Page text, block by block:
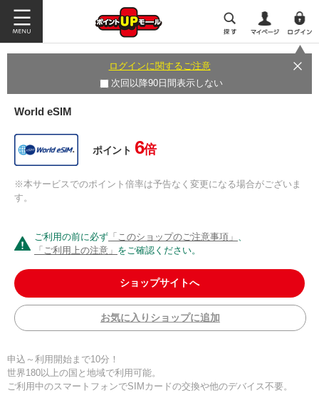
ログインに関するご注意
次回以降90日間表示しない
World eSIM
ポイント 6倍
※本サービスでのポイント倍率は予告なく変更になる場合がございま
す。
ご利用の前に必ず 「このショップのご注意事項」 、
「ご利用上の注意」 をご確認ください。
ショップサイトへ
お気に入りショップに追加
申込～利用開始まで10分！
世界180以上の国と地域で利用可能。
ご利用中のスマートフォンでSIMカードの交換や他のデバイス不要。